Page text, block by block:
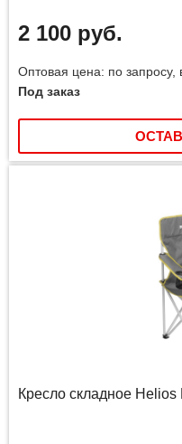
2 100 руб.
Оптовая цена: по запросу,
Под заказ
Кресло складное